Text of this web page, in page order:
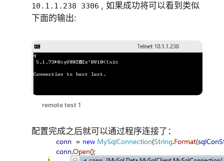
10.1.1.238 3306 , 如果成功将可以看到类似
下面的输出:
remote test 1
配置完成之后就可以通过程序连接了：